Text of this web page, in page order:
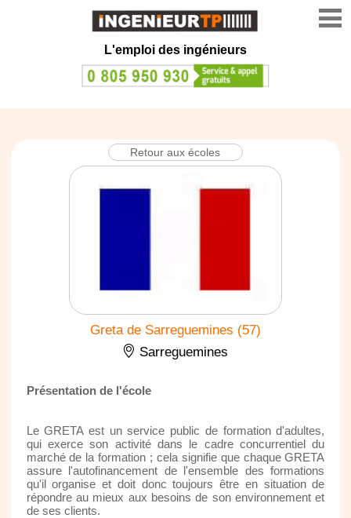
L'emploi des ingénieurs
Retour aux écoles
Greta de Sarreguemines (57)
Sarreguemines
Présentation de l'école
Le GRETA est un service public de formation d'adultes,
qui exerce son activité dans le cadre concurrentiel du
marché de la formation ; cela signifie que chaque GRETA
assure l'autofinancement de l'ensemble des formations
qu'il organise et doit donc toujours être en situation de
répondre au mieux aux besoins de son environnement et
de ses clients.